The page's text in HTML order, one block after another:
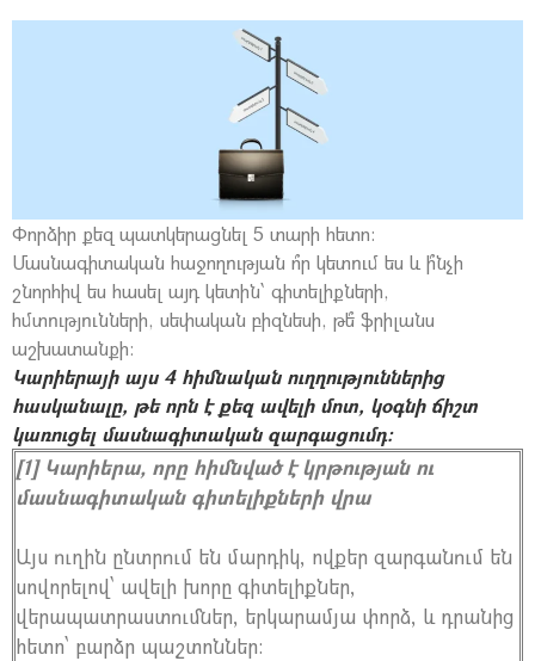
Փորձիր քեզ պատկերացնել 5 տարի հետո:
Մասնագիտական հաջողության ո՞ր կետում ես և ի՞նչի
շնորհիվ ես հասել այդ կետին՝ գիտելիքների,
հմտությունների, սեփական բիզնեսի, թե՞ ֆրիլանս
աշխատանքի։
Կարիերայի այս 4 հիմնական ուղղություններից
հասկանալը, թե որն է քեզ ավելի մոտ, կօգնի ճիշտ
կառուցել մասնագիտական զարգացումդ։
[1] Կարիերա, որը հիմնված է կրթության ու
մասնագիտական գիտելիքների վրա
Այս ուղին ընտրում են մարդիկ, ովքեր զարգանում են
սովորելով՝ ավելի խորը գիտելիքներ,
վերապատրաստումներ, երկարամյա փորձ, և դրանից
հետո՝ բարձր պաշտոններ։